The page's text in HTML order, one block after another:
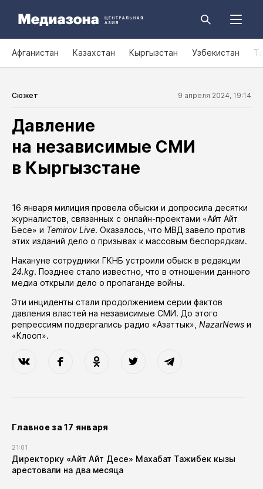
Афганистан Казахстан Кыргызстан Узбекистан
Сюжет 9 апреля 2024, 19:14
Давление
на независимые СМИ
в Кыргызстане
16 января милиция провела обыски и допросила десятки
журналистов, связанных с онлайн-проектами «Айт Айт
Бесе» и Temirov Live. Оказалось, что МВД завело против
этих изданий дело о призывах к массовым беспорядкам.
Накануне сотрудники ГКНБ устроили обыск в редакции
24.kg. Позднее стало известно, что в отношении данного
медиа открыли дело о пропаганде войны.
Эти инциденты стали продолжением серии фактов
давления властей на независимые СМИ. До этого
репрессиям подвергались радио «Азаттык» NazarNews и
«Клооп».
Главное за 17 января
21:01
Директорку «Айт Айт Десе» Махабат Тажибек кызы
арестовали на два месяца